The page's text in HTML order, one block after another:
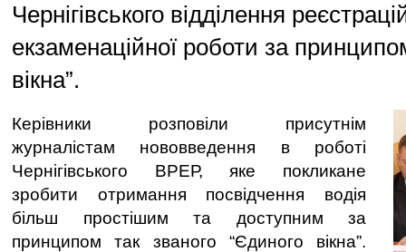
Чернігівського відділення
екзаменаційної роботи за
вікна”.
Керівники розповіли присутнім
журналістам нововведення в роботі
Чернігівського ВРЕР, яке покликане
зробити отримання посвідчення водія
більш простішим та доступним за
принципом так званого “Єдиного вікна”.